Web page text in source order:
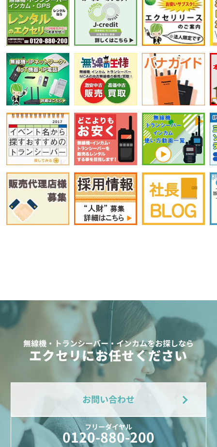
無線機・トランシーバー・インカムをお探しなら
エクセリにお任せください
お問い合わせ
フリーダイヤル
0120-880-200